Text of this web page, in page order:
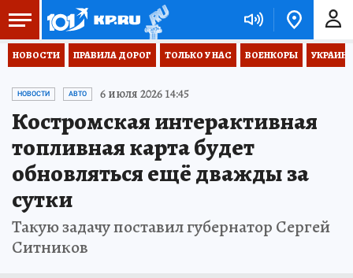
НОВОСТИ ПРАВИЛА ДОРОГ ТОЛЬКО У НАС ВОЕНКОРЫ
НОВОСТИ АВТО 6 июля 2026 14:45
Костромская интерактивная
топливная карта будет
обновляться ещё дважды за
сутки
Такую задачу поставил губернатор Сергей
Ситников